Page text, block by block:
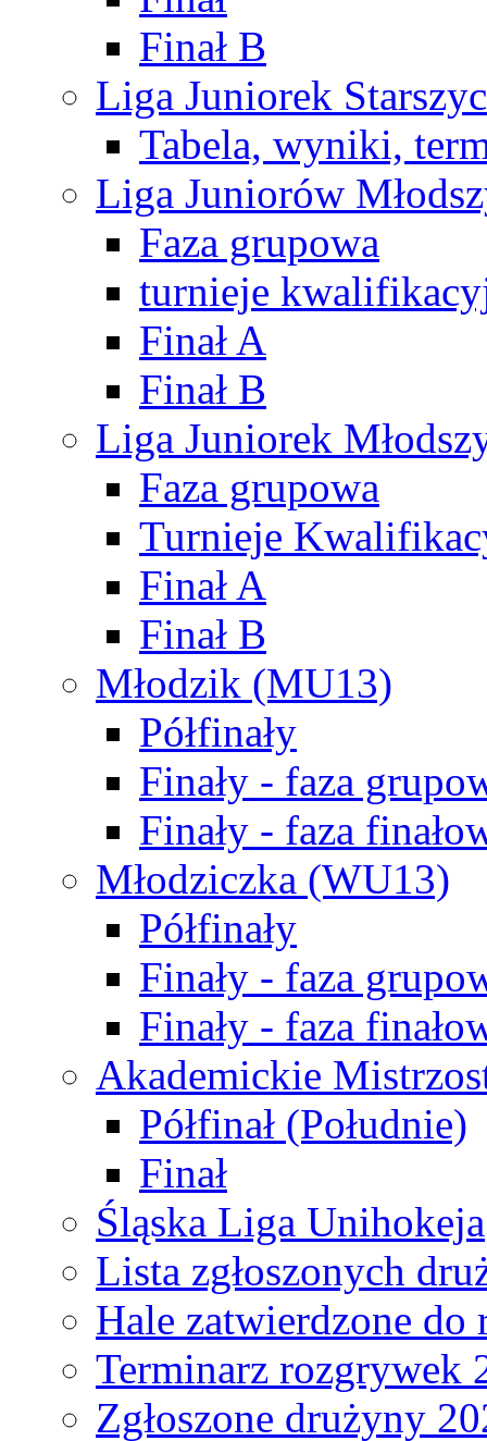
Finał B
Liga Juniorek
Tabela, wyniki,
Liga Juniorów
Faza grupowa
turnieje
Finał A
Finał B
Liga Juniorek
Faza grupowa
Turnieje
Finał A
Finał B
Młodzik (MU13)
Półfinały
Finały - faza
Finały - faza
Młodziczka (WU13)
Półfinały
Finały - faza
Finały - faza
Akademickie
Półfinał (Południe)
Finał
Śląska Liga Unihokeja
Lista zgłoszonych
Hale zatwierdzone do
Terminarz rozgrywek
Zgłoszone drużyny